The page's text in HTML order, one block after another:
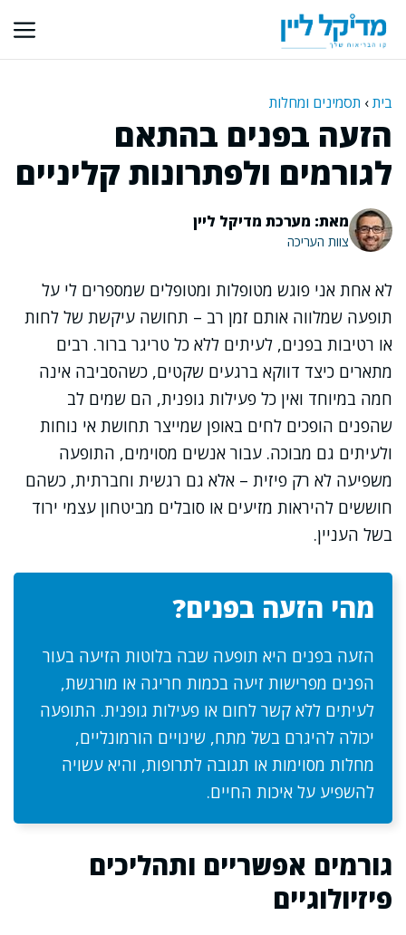
לתוכן
בית› תסמינים ומחלות
הזעה בפנים בהתאם
לגורמים ולפתרונות קליניים
מאת: מערכת מדיקל ליין
צוות העריכה
לא אחת אני פוגש מטופלות ומטופלים שמספרים לי על
תופעה שמלווה אותם זמן רב – תחושה עיקשת של לחות
או רטיבות בפנים, לעיתים ללא כל טריגר ברור. רבים
מתארים כיצד דווקא ברגעים שקטים, כשהסביבה אינה
חמה במיוחד ואין כל פעילות גופנית, הם שמים לב
שהפנים הופכים לחים באופן שמייצר תחושת אי נוחות
ולעיתים גם מבוכה. עבור אנשים מסוימים, התופעה
משפיעה לא רק פיזית – אלא גם רגשית וחברתית, כשהם
חוששים להיראות מזיעים או סובלים מביטחון עצמי ירוד
בשל העניין.
מהי הזעה בפנים?
הזעה בפנים היא תופעה שבה בלוטות הזיעה בעור
הפנים מפרישות זיעה בכמות חריגה או מורגשת,
לעיתים ללא קשר לחום או פעילות גופנית. התופעה
יכולה להיגרם בשל מתח, שינויים הורמונליים,
מחלות מסוימות או תגובה לתרופות, והיא עשויה
להשפיע על איכות החיים.
גורמים אפשריים ותהליכים
פיזיולוגיים